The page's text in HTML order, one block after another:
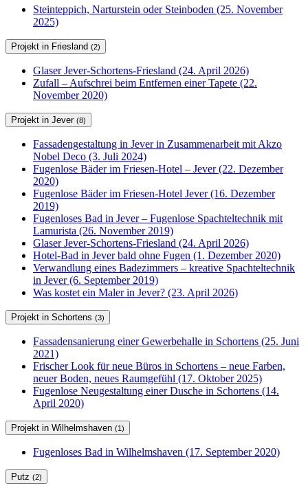
Steinteppich, Narturstein oder Steinboden (25. November
2025)
Projekt in Friesland (2)
Glaser Jever-Schortens-Friesland (24. April 2026)
Zufall – Aufschrei beim Entfernen einer Tapete (22.
November 2020)
Projekt in Jever (8)
Fassadengestaltung in Jever in Zusammenarbeit mit Akzo
Nobel Deco (3. Juli 2024)
Fugenlose Bäder im Friesen-Hotel – Jever (22. Dezember
2020)
Fugenlose Bäder im Friesen-Hotel Jever (16. Dezember
2019)
Fugenloses Bad in Jever – Fugenlose Spachteltechnik mit
Lamurista (26. November 2019)
Glaser Jever-Schortens-Friesland (24. April 2026)
Hotel-Bad in Jever bald ohne Fugen (1. Dezember 2020)
Verwandlung eines Badezimmers – kreative Spachteltechnik
in Jever (6. September 2019)
Was kostet ein Maler in Jever? (23. April 2026)
Projekt in Schortens (3)
Fassadensanierung einer Gewerbehalle in Schortens (25. Juni
2021)
Frischer Look für neue Büros in Schortens – neue Farben,
neuer Boden, neues Raumgefühl (17. Oktober 2025)
Fugenlose Neugestaltung einer Dusche in Schortens (14.
April 2020)
Projekt in Wilhelmshaven (1)
Fugenloses Bad in Wilhelmshaven (17. September 2020)
Putz (2)